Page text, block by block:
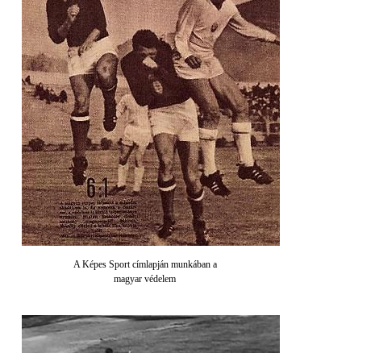
A Képes Sport címlapján munkában a
magyar védelem